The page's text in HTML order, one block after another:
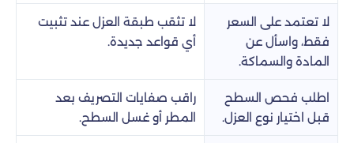
لا تعتمد على السعر
فقط، واسأل عن
المادة والسماكة.
لا تثقب طبقة العزل عند تثبيت
أي قواعد جديدة.
اطلب فحص السطح
قبل اختيار نوع العزل.
راقب صفايات التصريف بعد
المطر أو غسل السطح.